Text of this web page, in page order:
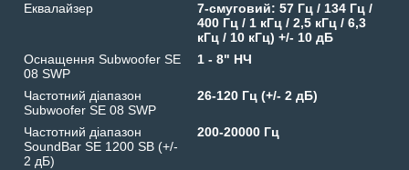
Еквалайзер
7-смуговий: 57 Гц / 134 Гц /
400 Гц / 1 кГц / 2,5 кГц / 6,3
кГц / 10 кГц) +/- 10 дБ
Оснащення Subwoofer SE
08 SWP
1 - 8" НЧ
Частотний діапазон
Subwoofer SE 08 SWP
26-120 Гц (+/- 2 дБ)
Частотний діапазон
SoundBar SE 1200 SB (+/-
2 дБ)
200-20000 Гц